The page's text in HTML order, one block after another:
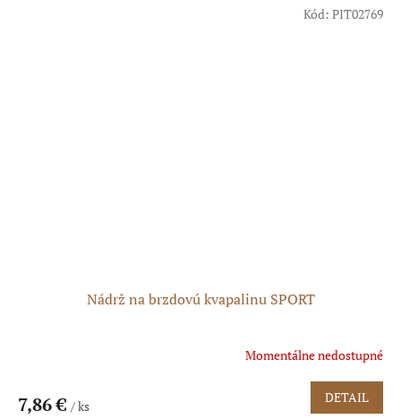
Nádrž na brzdovú kvapalinu SPORT
Momentálne nedostupné
7,86 € / ks
DETAIL
Kód: PIT02769